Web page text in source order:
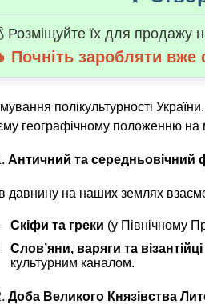
Розміщуйте їх для продажу
Почніть заробляти вже
полікультурності України.
географічному положенню на
Античний та середньовічний
давнину на наших землях
Скіфи та греки (у Північному
Слов’яни, варяги та візантійці
культурним каналом.
Доба Великого Князівства